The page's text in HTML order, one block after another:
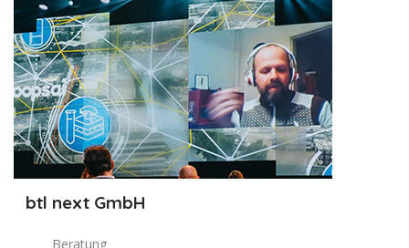
btl next GmbH
Beratung